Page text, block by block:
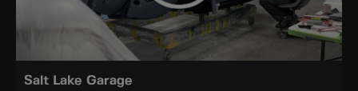
Salt Lake Garage